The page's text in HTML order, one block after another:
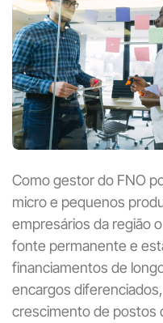
Como gestor do FNO
micro e pequenos
empresários da região
fonte permanente e
financiamentos de
encargos
crescimento de postos